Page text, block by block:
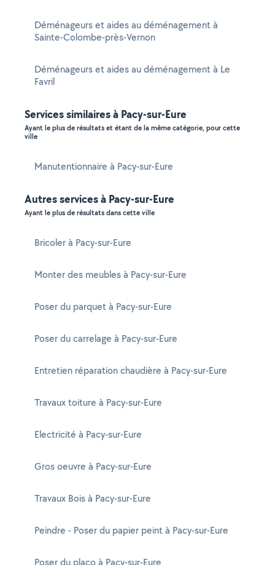
Déménageurs et aides au déménagement à
Sainte-Colombe-près-Vernon
Déménageurs et aides au déménagement à Le
Favril
Services similaires à Pacy-sur-Eure
Ayant le plus de résultats et étant de la même catégorie, pour cette
ville
Manutentionnaire à Pacy-sur-Eure
Autres services à Pacy-sur-Eure
Ayant le plus de résultats dans cette ville
Bricoler à Pacy-sur-Eure
Monter des meubles à Pacy-sur-Eure
Poser du parquet à Pacy-sur-Eure
Poser du carrelage à Pacy-sur-Eure
Entretien réparation chaudière à Pacy-sur-Eure
Travaux toiture à Pacy-sur-Eure
Electricité à Pacy-sur-Eure
Gros oeuvre à Pacy-sur-Eure
Travaux Bois à Pacy-sur-Eure
Peindre - Poser du papier peint à Pacy-sur-Eure
Poser du placo à Pacy-sur-Eure